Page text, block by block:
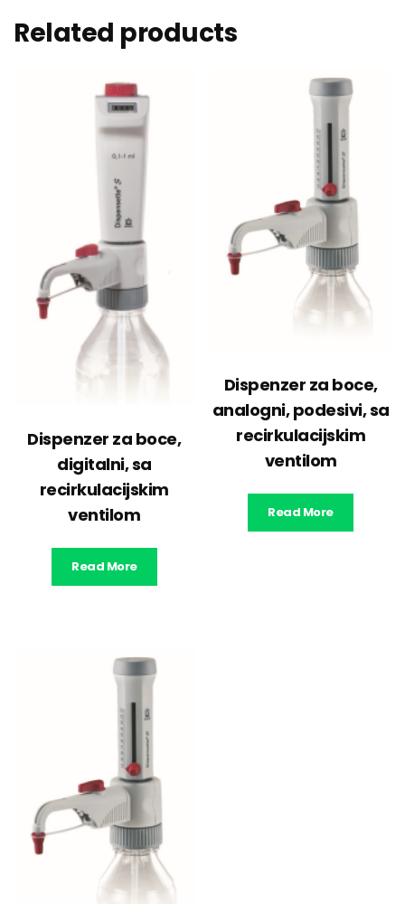
Related products
Dispenzer za boce,
digitalni, sa
recirkulacijskim
ventilom
Read More
Dispenzer za boce,
analogni, podesivi, sa
recirkulacijskim
ventilom
Read More